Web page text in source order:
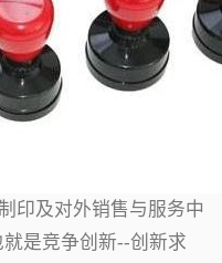
及对外销售与服务中
是竞争创新--创新求